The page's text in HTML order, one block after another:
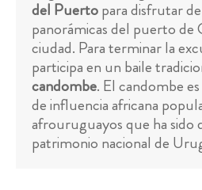
del Puertopara disfrutar
panorámicas del puerto de
ciudad. Para terminar la
participa en un baile
candombe. El candombe
de influencia africana
afrouruguayos que ha sido
patrimonio nacional de